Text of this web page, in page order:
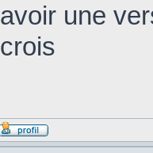
avoir une
crois